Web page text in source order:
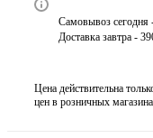
Самовывоз сегодня
Доставка завтра -
Цена действительна
цен в розничных